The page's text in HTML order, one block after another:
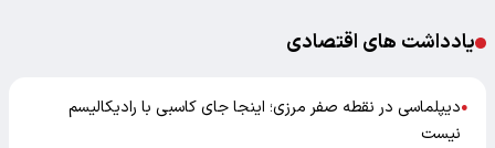
یادداشت های اقتصادی
●دیپلماسی در نقطه صفر مرزی؛ اینجا جای کاسبی با رادیکالیسم
نیست